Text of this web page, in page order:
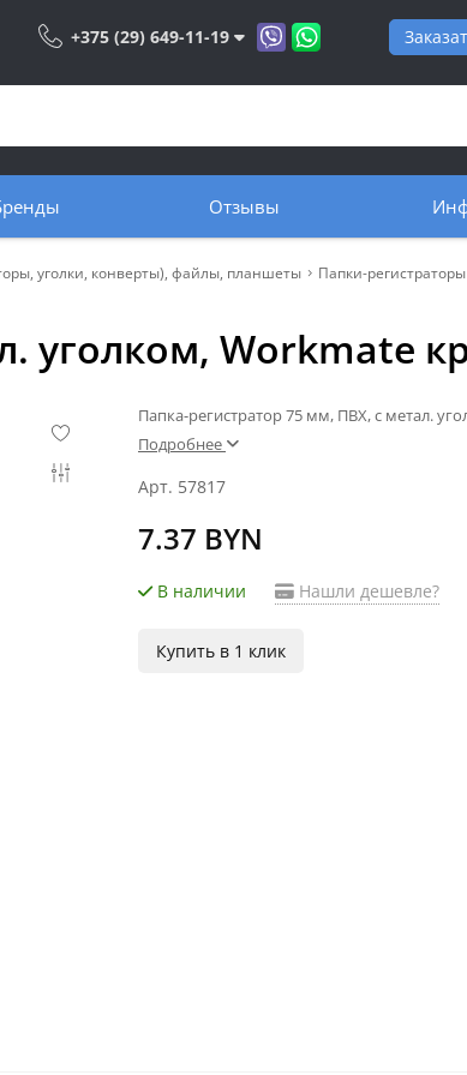
+375 (29) 649-11-19
Отзывы
уголки, конверты), файлы, планшеты
Папки-регистраторы
уголком, Workmate
Папка-регистратор 75 мм, ПВХ, с метал.
Подробнее
Арт. 57817
7.37 BYN
В наличии Нашли дешевле?
Купить в 1 клик